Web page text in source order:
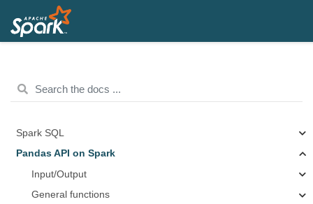
Spark SQL
Pandas API on Spark
Input/Output
General functions